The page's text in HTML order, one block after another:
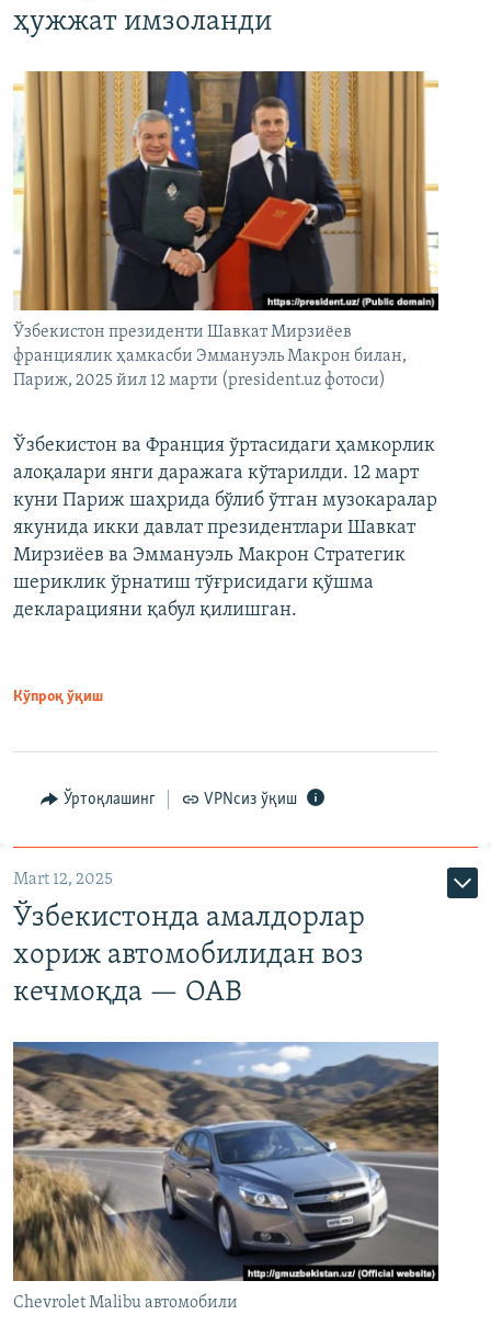
ҳужжат имзоланди
Ўзбекистон президенти Шавкат Мирзиёев
франциялик ҳамкасби Эммануэль Макрон билан,
Париж, 2025 йил 12 марти (president.uz фотоси)
Ўзбекистон ва Франция ўртасидаги ҳамкорлик
алоқалари янги даражага кўтарилди. 12 март
куни Париж шаҳрида бўлиб ўтган музокаралар
якунида икки давлат президентлари Шавкат
Мирзиёев ва Эммануэль Макрон Стратегик
шериклик ўрнатиш тўғрисидаги қўшма
декларацияни қабул қилишган.
Кўпроқ ўқиш
Ўртоқлашинг VPNсиз ўқиш
Mart 12, 2025
Ўзбекистонда амалдорлар
хориж автомобилидан воз
кечмоқда — ОАВ
Chevrolet Malibu автомобили